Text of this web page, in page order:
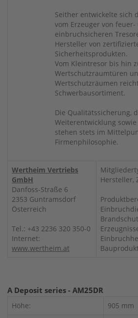
Seither entwickelte sich
vom Erzeuger von feuer-
einbruchsicheren
Hersteller von
Sicherheitsprodukten.
Vom Kleintresor bis hin
Wertschutzraumtüren
Wertschutzräumen
Schwerbausortiment.
Die Qualitätssicherung,
Weiterentwicklung
stehen stets im
Firmenphilosophie.
Wertheim Vertriebs
GmbH
Danfoss-Straße 6
2353 Guntramsdorf
Österreich
Tel.: +43 2236 320 350-0
Internet:
www.wertheim.at
Hersteller,
A Deposit series - AM25DR
Höhe:
905 mm